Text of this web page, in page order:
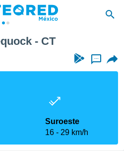
- CT
...
Suroeste
16
29 km/h